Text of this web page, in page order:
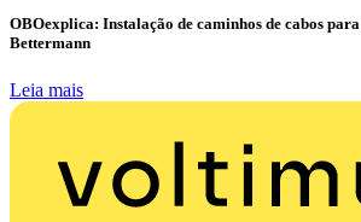
OBOexplica: Instalação de caminhos de cabos
Bettermann
Leia mais